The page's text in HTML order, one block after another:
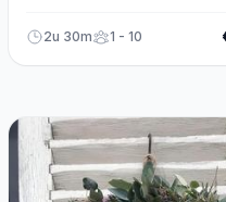
2u 30m 1 - 10